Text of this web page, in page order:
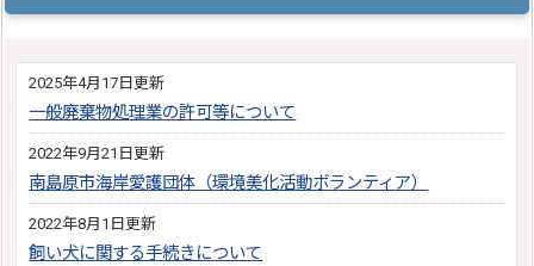
2025年4月17日更新
一般廃棄物処理業の許可等について
2022年9月21日更新
南島原市海岸愛護団体（環境美化活動ボランティア）
2022年8月1日更新
飼い犬に関する手続きについて